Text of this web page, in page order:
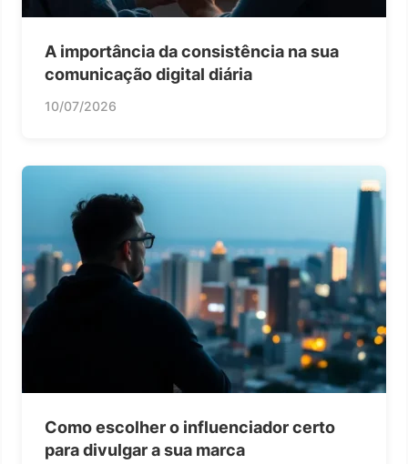
A importância da consistência na sua
comunicação digital diária
10/07/2026
Como escolher o influenciador certo
para divulgar a sua marca